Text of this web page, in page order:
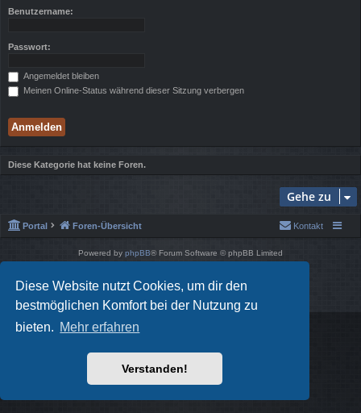
Diese Website nutzt Cookies, um dir den
bestmöglichen Komfort bei der Nutzung zu
bieten. Mehr erfahren
Verstanden!
Benutzername:
Passwort:
Angemeldet bleiben
Meinen Online-Status während dieser Sitzung verbergen
Diese Kategorie hat keine Foren.
Gehe zu
Portal Foren-Übersicht Kontakt
Powered by phpBB® Forum Software © phpBB Limited
Deutsche Übersetzung durchphpBB.de